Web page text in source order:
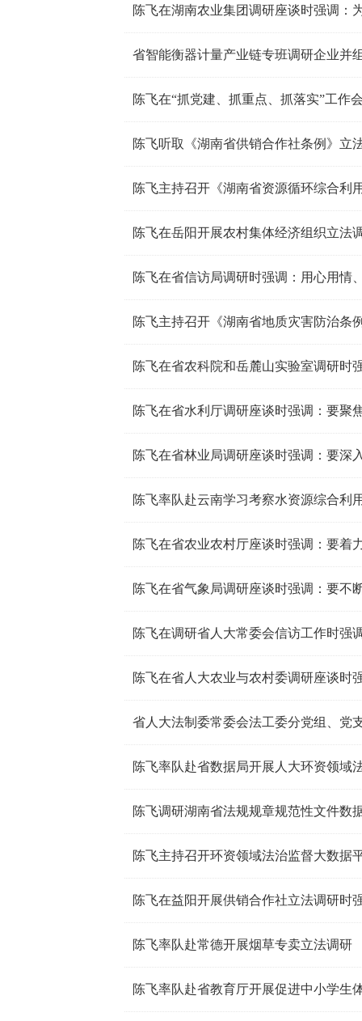
陈飞在湖南农业集团调研座谈时强调：
省智能衡器计量产业链专班调研企业并
陈飞听取《湖南省供销合作社条例》立
陈飞主持召开《湖南省资源循环综合利
陈飞主持召开《湖南省地质灾害防治条
陈飞率队赴云南学习考察水资源综合利
陈飞在省气象局调研座谈时强调：要不
陈飞率队赴省数据局开展人大环资领域
陈飞主持召开环资领域法治监督大数据
陈飞率队赴常德开展烟草专卖立法调研
陈飞率队赴省教育厅开展促进中小学生